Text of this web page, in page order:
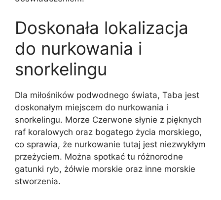
Doskonała lokalizacja
do nurkowania i
snorkelingu
Dla miłośników podwodnego świata, Taba jest
doskonałym miejscem do nurkowania i
snorkelingu. Morze Czerwone słynie z pięknych
raf koralowych oraz bogatego życia morskiego,
co sprawia, że nurkowanie tutaj jest niezwykłym
przeżyciem. Można spotkać tu różnorodne
gatunki ryb, żółwie morskie oraz inne morskie
stworzenia.